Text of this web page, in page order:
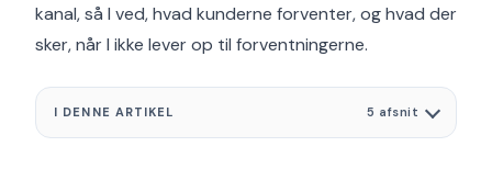
kanal, så I ved, hvad kunderne forventer, og hvad der
sker, når I ikke lever op til forventningerne.
I DENNE ARTIKEL 5 afsnit